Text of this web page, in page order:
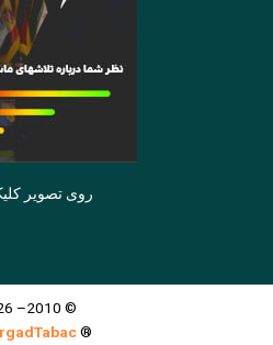
روی تصویر
© 2010– 2026
®